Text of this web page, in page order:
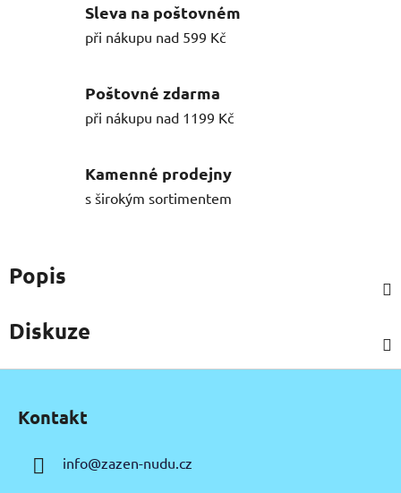
Sleva na poštovném
při nákupu nad 599 Kč
Poštovné zdarma
při nákupu nad 1199 Kč
Kamenné prodejny
s širokým sortimentem
Popis
Diskuze
Kontakt
info@zazen-nudu.cz